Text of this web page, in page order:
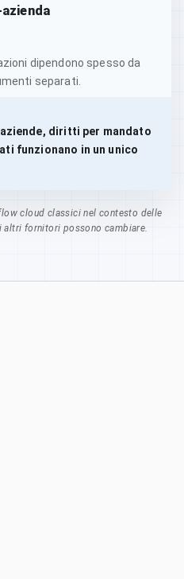
dipendono spesso da
separati.
diritti per mandato
funzionano in un unico
cloud classici nel contesto delle
altri fornitori possono cambiare.